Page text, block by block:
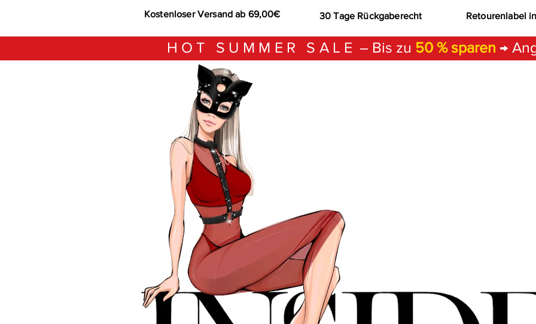
Kostenloser Versand ab 69,00€ 30 Tage Rückgaberecht Retourenlabel
HOT SUMMER SALE – Bis zu 50 % sparen →